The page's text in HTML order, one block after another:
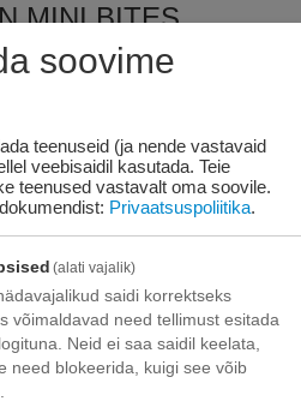
MINI BITES
- täiendav toit
kuust ja
Kanaga ja
soovime
teenuseid (ja nende vastavaid
veebisaidil kasutada. Teie
teenused vastavalt oma soovile.
Privaatsuspoliitika.
(alati vajalik)
saidi korrektseks
võimaldavad need tellimust esitada
Neid ei saa saidil keelata,
need blokeerida, kuigi see võib